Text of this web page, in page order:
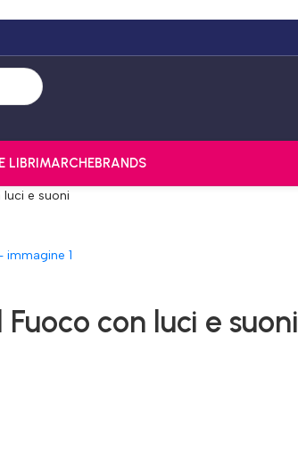
LIBRIMARCHEBRANDS
e suoni
con luci e suoni